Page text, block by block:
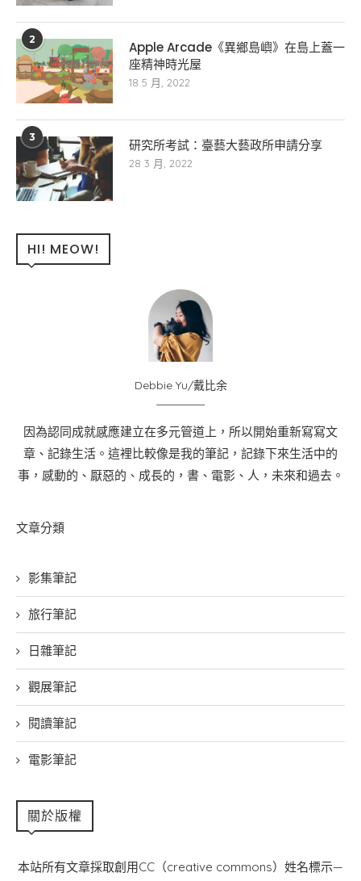
2
Apple Arcade《異鄉島嶼》在島上蓋一
座精神時光屋
18 5 月, 2022
3 研究所考試：臺藝大藝政所申請分享
28 3 月, 2022
HI! MEOW!
Debbie Yu/戴比余
因為認同成就感應建立在多元管道上，所以開始重新寫寫文
章、記錄生活。這裡比較像是我的筆記，記錄下來生活中的
事，感動的、厭惡的、成長的，書、電影、人，未來和過去。
文章分類
影集筆記
旅行筆記
日雜筆記
觀展筆記
閱讀筆記
電影筆記
關於版權
本站所有文章採取創用CC（creative commons）姓名標示—